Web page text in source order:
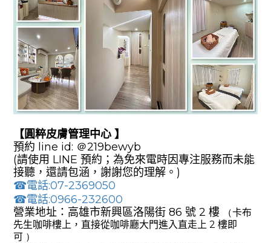
【圓粹皮膚管理中心 】
預約 line id: ＠219bewyb
(請使用 LINE 預約；為免來電時因專注服務而未能
接聽，還請包涵，謝謝您的理解 。)
☎電話:07-2369050
☎電話:0966-232600
營業地址：高雄市新興區洛陽街 86 號 2 樓 （卡布
先生咖啡樓上，直接從咖啡廳大門進入直走上 2 樓即
可 ）